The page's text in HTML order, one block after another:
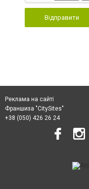
Відправити
Реклама на сайті
Франшиза "CitySites"
+38 (050) 426 26 24